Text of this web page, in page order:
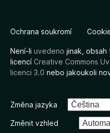
Ochrana soukromí
Není-li uvedeno jinak,
licencíCreative Commons
licenci 3.0 nebo jakoukoli
Změna jazyka
Změnit vzhled